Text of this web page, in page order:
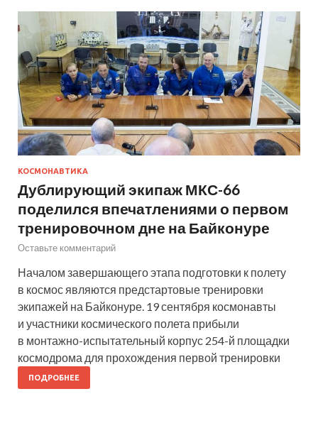
КОСМОНАВТИКА
Дублирующий экипаж МКС-66
поделился впечатлениями о первом
тренировочном дне на Байконуре
Оставьте комментарий
Началом завершающего этапа подготовки к полету
в космос являются предстартовые тренировки
экипажей на Байконуре. 19 сентября космонавты
и участники космического полета прибыли
в монтажно-испытательный корпус 254-й площадки
космодрома для прохождения первой тренировки
ПОДРОБНЕЕ